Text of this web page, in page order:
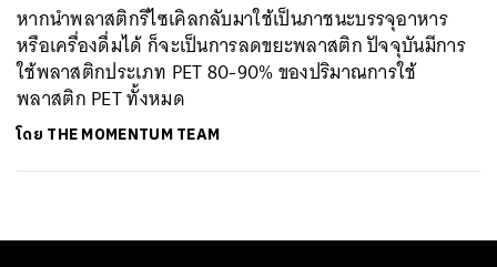
หากนำพลาสติกรีไซเคิลกลับมาใช้เป็นภาชนะบรรจุอาหาร
หรือเครื่องดื่มได้ ก็จะเป็นการลดขยะพลาสติก ปัจจุบันมีการ
ใช้พลาสติกประเภท PET 80-90% ของปริมาณการใช้
พลาสติก PET ทั้งหมด
โดย THE MOMENTUM TEAM